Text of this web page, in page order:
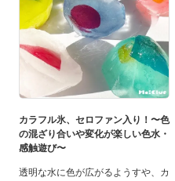
カラフル氷、セロファン入り！〜色
の混ざり合いや変化が楽しい色水・
感触遊び〜
透明な水に色が広がるようすや、カ